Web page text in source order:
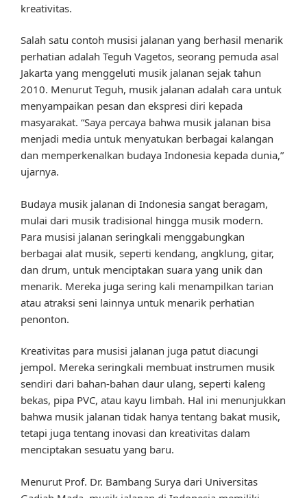
kreativitas.
Salah satu contoh musisi jalanan yang berhasil menarik
perhatian adalah Teguh Vagetos, seorang pemuda asal
Jakarta yang menggeluti musik jalanan sejak tahun
2010. Menurut Teguh, musik jalanan adalah cara untuk
menyampaikan pesan dan ekspresi diri kepada
masyarakat. “Saya percaya bahwa musik jalanan bisa
menjadi media untuk menyatukan berbagai kalangan
dan memperkenalkan budaya Indonesia kepada dunia,”
ujarnya.
Budaya musik jalanan di Indonesia sangat beragam,
mulai dari musik tradisional hingga musik modern.
Para musisi jalanan seringkali menggabungkan
berbagai alat musik, seperti kendang, angklung, gitar,
dan drum, untuk menciptakan suara yang unik dan
menarik. Mereka juga sering kali menampilkan tarian
atau atraksi seni lainnya untuk menarik perhatian
penonton.
Kreativitas para musisi jalanan juga patut diacungi
jempol. Mereka seringkali membuat instrumen musik
sendiri dari bahan-bahan daur ulang, seperti kaleng
bekas, pipa PVC, atau kayu limbah. Hal ini menunjukkan
bahwa musik jalanan tidak hanya tentang bakat musik,
tetapi juga tentang inovasi dan kreativitas dalam
menciptakan sesuatu yang baru.
Menurut Prof. Dr. Bambang Surya dari Universitas